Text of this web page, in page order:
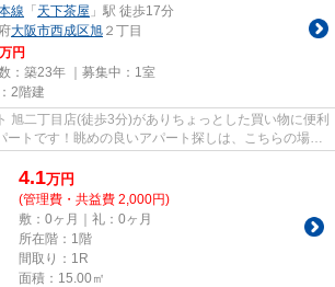
線 「 天下茶屋 」駅 徒歩17分
大阪市西成区旭 ２丁目
万円
：築23年 ｜募集中： 1室
2階建
旭二丁目店(徒歩3分)がありちょっとした買い物に便利
ートです！眺めの良いアパート探しは、こちらの場所
4.1万円
(管理費・共益費 2,000円)
敷：0ヶ月｜礼：0ヶ月
所在階：1階
間取り：1R
面積：15.00㎡